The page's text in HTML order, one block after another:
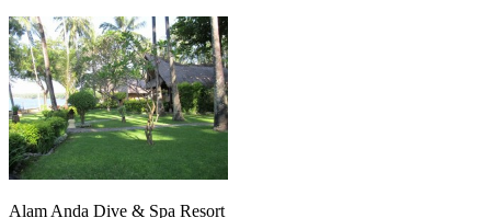
Alam Anda Dive & Spa Resort